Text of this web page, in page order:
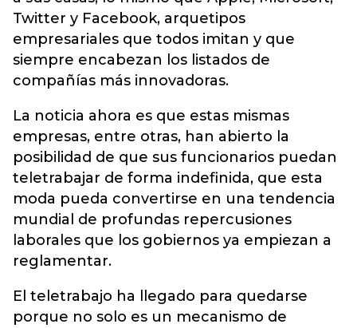
Twitter y Facebook, arquetipos
empresariales que todos imitan y que
siempre encabezan los listados de
compañías más innovadoras.
La noticia ahora es que estas mismas
empresas, entre otras, han abierto la
posibilidad de que sus funcionarios puedan
teletrabajar de forma indefinida, que esta
moda pueda convertirse en una tendencia
mundial de profundas repercusiones
laborales que los gobiernos ya empiezan a
reglamentar.
El teletrabajo ha llegado para quedarse
porque no solo es un mecanismo de